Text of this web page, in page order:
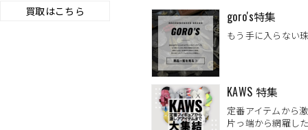
買取はこちら goro's特集
もう手に入らない
KAWS 特集
定番アイテムから
片っ端から網羅し